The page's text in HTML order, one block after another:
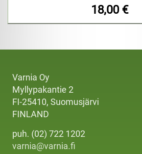
18,00 €
Varnia Oy
Myllypakantie 2
FI-25410, Suomusjärvi
FINLAND
puh. (02) 722 1202
varnia@varnia.fi